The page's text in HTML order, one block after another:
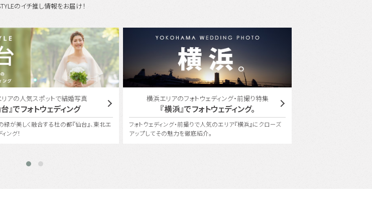
のイチ推し情報をお届け！
のフォトウェディング・前撮り特集
』でフォトウェディング。
・前撮りで人気のエリア『横浜』にクローズ
を徹底紹介。
ユミカツラ コラボレーション
YUMI KATSURA with ONESTYLE
桂 由美氏の美の哲学を受け継ぐ〈ユミカツラ〉の特別な衣装
で、世界にひとつしかないフォトウェディングを。